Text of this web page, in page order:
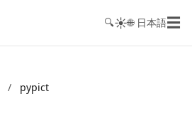
🔍☀️🌐 日本語☰
/ pypict